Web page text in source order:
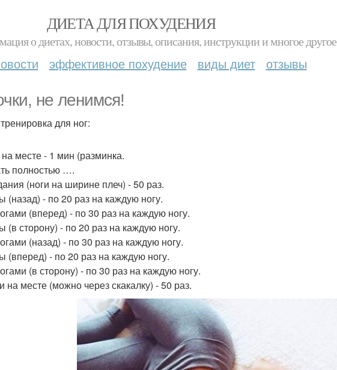
ДИЕТА ДЛЯ ПОХУДЕНИЯ
о диетах, новости, отзывы, описания, инструкции и многое другое
эффективное похудение виды диет отзывы
не ленимся!
для ног:
месте - 1 мин (разминка.
полностью ….
(ноги на ширине плеч) - 50 раз.
(назад) - по 20 раз на каждую ногу.
(вперед) - по 30 раз на каждую ногу.
(в сторону) - по 20 раз на каждую ногу.
(назад) - по 30 раз на каждую ногу.
(вперед) - по 20 раз на каждую ногу.
(в сторону) - по 30 раз на каждую ногу.
на месте (можно через скакалку) - 50 раз.